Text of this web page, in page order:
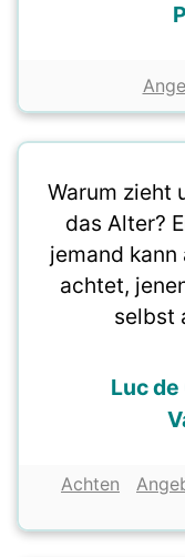
Warum zieht
das Alter?
jemand
achtet,
selbst
Luc
Achten